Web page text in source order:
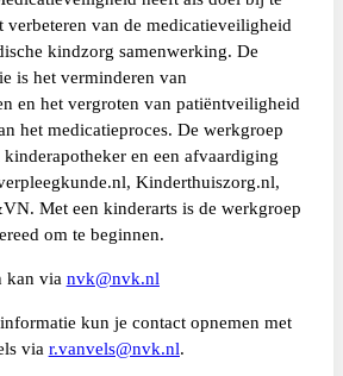
verbeteren van de medicatieveiligheid
kindzorg samenwerking. De
is het verminderen van
en het vergroten van patiëntveiligheid
het medicatieproces. De werkgroep
kinderapotheker en een afvaardiging
Kinderthuiszorg.nl,
Met een kinderarts is de werkgroep
om te beginnen.
kan via nvk@nvk.nl
kun je contact opnemen met
via r.vanvels@nvk.nl.